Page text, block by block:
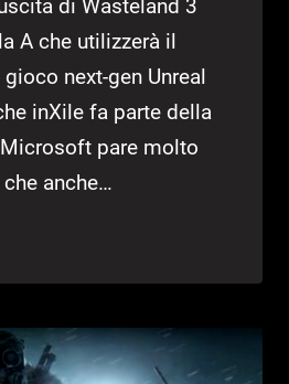
di Wasteland 3
A che utilizzerà il
next-gen Unreal
inXile fa parte della
pare molto
anche…